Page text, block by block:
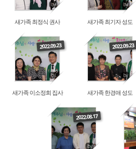
by
새가족 최정식 권사
by
새가족 최기자 성도
2022.09.23
by
Read More
새가족 이소정희 집사
2022.09.23
by
Read More
새가족 한경애 성도
2022.08.17
by
Read More